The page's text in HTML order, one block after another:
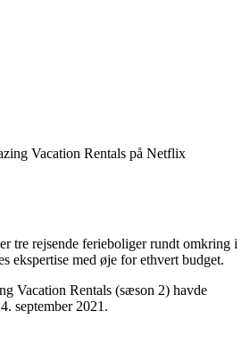
tre rejsende ferieboliger rundt omkring i
ekspertise med øje for ethvert budget.
Vacation Rentals (sæson 2) havde
september 2021.